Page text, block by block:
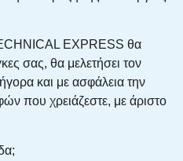
EXPRESS θα
σας, θα μελετήσει τον
και με ασφάλεια την
που χρειάζεστε, με άριστο